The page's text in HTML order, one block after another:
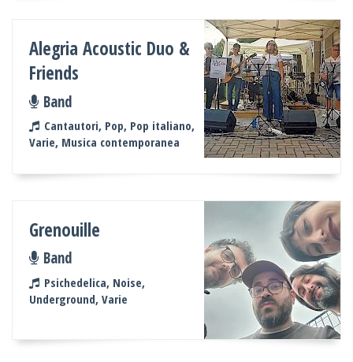
Alegria Acoustic Duo &
Friends
Band
Cantautori, Pop, Pop italiano,
Varie, Musica contemporanea
Grenouille
Band
Psichedelica, Noise,
Underground, Varie